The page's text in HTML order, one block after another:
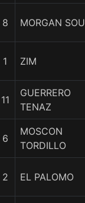
8 MORGAN
1 ZIM
11
GUERRERO
TENAZ
6
MOSCON
TORDILLO
2 EL PALOMO